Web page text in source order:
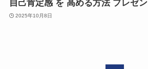
自己肯定感 を 高める方法 プレゼン
2025年10月8日